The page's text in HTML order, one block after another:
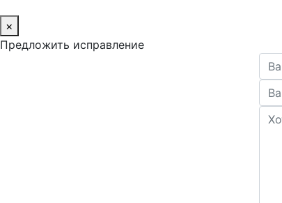
×
Предложить исправление